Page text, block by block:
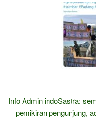
Info Admin indoSastra:
pemikiran pengunjung,